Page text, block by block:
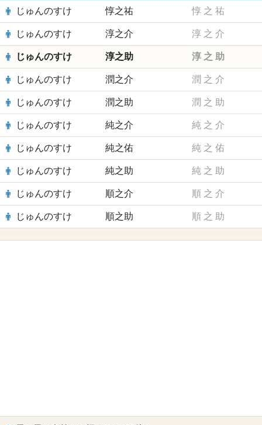
じゅんのすけ 惇之祐 惇 之 祐
じゅんのすけ 淳之介 淳 之 介
じゅんのすけ 淳之助 淳 之 助
じゅんのすけ 潤之介 潤 之 介
じゅんのすけ 潤之助 潤 之 助
じゅんのすけ 純之介 純 之 介
じゅんのすけ 純之佑 純 之 佑
じゅんのすけ 純之助 純 之 助
じゅんのすけ 順之介 順 之 介
じゅんのすけ 順之助 順 之 助